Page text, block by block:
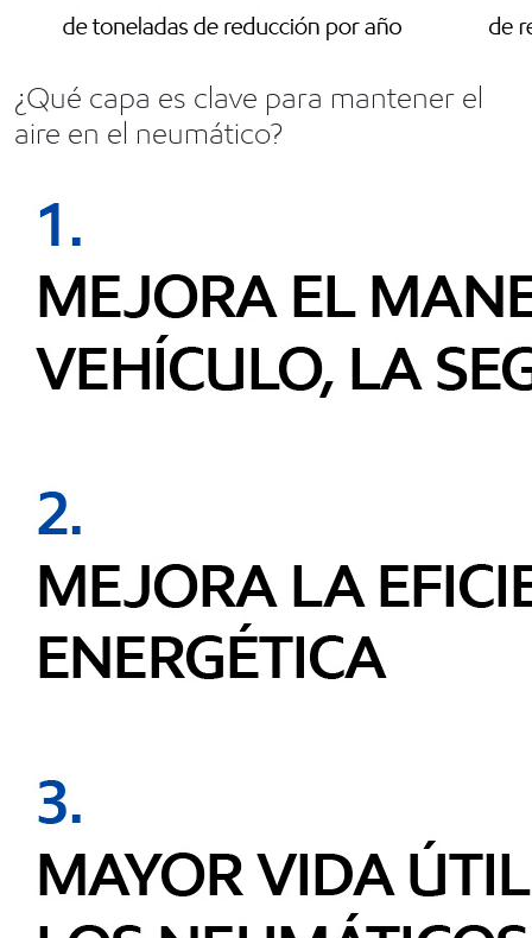
¿Qué capa es clave para mantener el
aire en el neumático?